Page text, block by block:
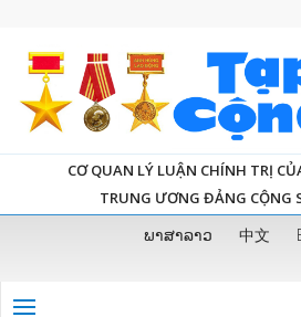
CƠ QUAN LÝ LUẬN CHÍNH TRỊ
TRUNG ƯƠNG ĐẢNG CỘNG
ພາສາລາວ 中文